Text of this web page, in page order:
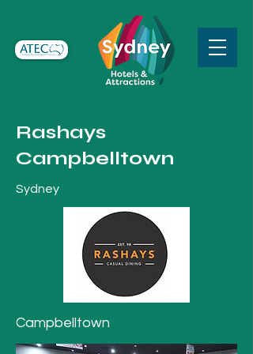
Rashays
Campbelltown
Sydney
Campbelltown